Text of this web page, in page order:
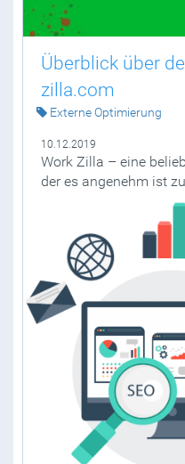
Überblick über
zilla.com
Externe Optimierung
10.12.2019
Work Zilla – eine
der es angenehm ist